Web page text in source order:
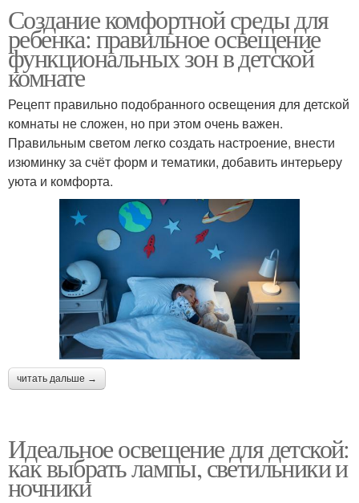
Создание комфортной среды для
ребенка: правильное освещение
функциональных зон в детской
комнате
Рецепт правильно подобранного освещения для детской
комнаты не сложен, но при этом очень важен.
Правильным светом легко создать настроение, внести
изюминку за счёт форм и тематики, добавить интерьеру
уюта и комфорта.
читать дальше →
Идеальное освещение для детской:
как выбрать лампы, светильники и
ночники